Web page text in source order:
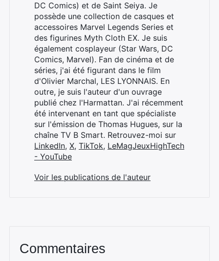
DC Comics) et de Saint Seiya. Je
possède une collection de casques et
accessoires Marvel Legends Series et
des figurines Myth Cloth EX. Je suis
également cosplayeur (Star Wars, DC
Comics, Marvel). Fan de cinéma et de
séries, j'ai été figurant dans le film
d'Olivier Marchal, LES LYONNAIS. En
outre, je suis l'auteur d'un ouvrage
publié chez l'Harmattan. J'ai récemment
été intervenant en tant que spécialiste
sur l'émission de Thomas Hugues, sur la
chaîne TV B Smart. Retrouvez-moi sur
LinkedIn, X, TikTok, LeMagJeuxHighTech
- YouTube
Voir les publications de l'auteur
Commentaires